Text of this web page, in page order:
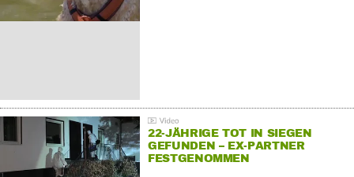
22-JÄHRIGE TOT IN SIEGEN
GEFUNDEN – EX-PARTNER
FESTGENOMMEN